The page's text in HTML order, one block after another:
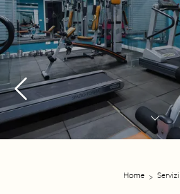
Margana
Domus
H77 Apart
Palazzo
Hotel
Home Servizi